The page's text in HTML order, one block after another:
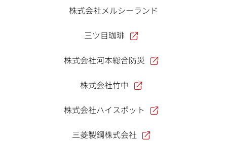
株式会社メルシーランド
三ツ目珈琲
株式会社河本総合防災
株式会社竹中
株式会社ハイスポット
三菱製鋼株式会社